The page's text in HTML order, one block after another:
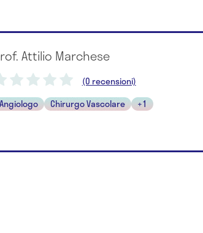
Attilio Marchese
(0 recensioni)
Angiologo
Chirurgo Vascolare +1